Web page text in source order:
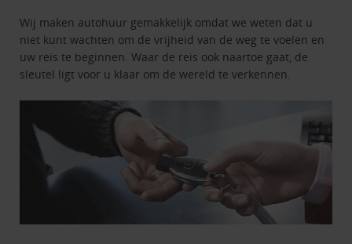
Wij maken autohuur gemakkelijk omdat we weten dat u
niet kunt wachten om de vrijheid van de weg te voelen en
uw reis te beginnen. Waar de reis ook naartoe gaat, de
sleutel ligt voor u klaar om de wereld te verkennen.